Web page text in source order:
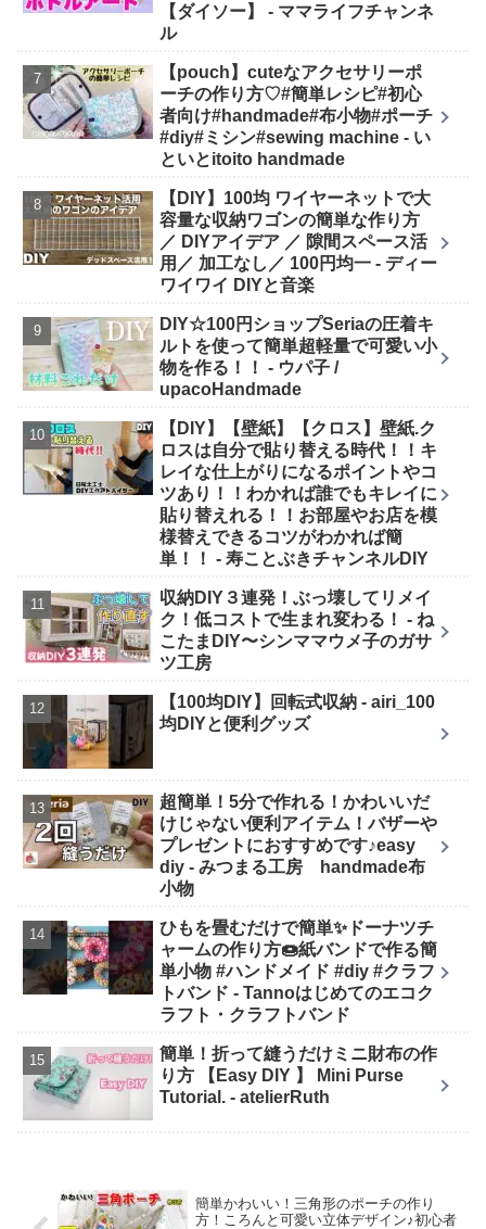
【ダイソー】 - ママライフチャンネ
ル
【pouch】cuteなアクセサリーポ
ーチの作り方♡#簡単レシピ#初心
者向け#handmade#布小物#ポーチ
#diy#ミシン#sewing machine - い
といとitoito handmade
【DIY】100均 ワイヤーネットで大
容量な収納ワゴンの簡単な作り方
／ DIYアイデア ／ 隙間スペース活
用／ 加工なし／ 100円均一 - ディー
ワイワイ DIYと音楽
DIY☆100円ショップSeriaの圧着キ
ルトを使って簡単超軽量で可愛い小
物を作る！！ - ウパ子 /
upacoHandmade
【DIY】【壁紙】【クロス】壁紙.ク
ロスは自分で貼り替える時代！！キ
レイな仕上がりになるポイントやコ
ツあり！！わかれば誰でもキレイに
貼り替えれる！！お部屋やお店を模
様替えできるコツがわかれば簡
単！！ - 寿ことぶきチャンネルDIY
収納DIY３連発！ぶっ壊してリメイ
ク！低コストで生まれ変わる！ - ね
こたまDIY〜シンママウメ子のガサ
ツ工房
【100均DIY】回転式収納 - airi_100
均DIYと便利グッズ
超簡単！5分で作れる！かわいいだ
けじゃない便利アイテム！バザーや
プレゼントにおすすめです♪easy
diy - みつまる工房 handmade布
小物
ひもを畳むだけで簡単✨ドーナツチ
ャームの作り方🍩紙バンドで作る簡
単小物 #ハンドメイド #diy #クラフ
トバンド - Tannoはじめてのエコク
ラフト・クラフトバンド
簡単！折って縫うだけミニ財布の作
り方 【Easy DIY 】 Mini Purse
Tutorial. - atelierRuth
簡単かわいい！三角形のポーチの作り
方！ころんと可愛い立体デザイン♪初心者